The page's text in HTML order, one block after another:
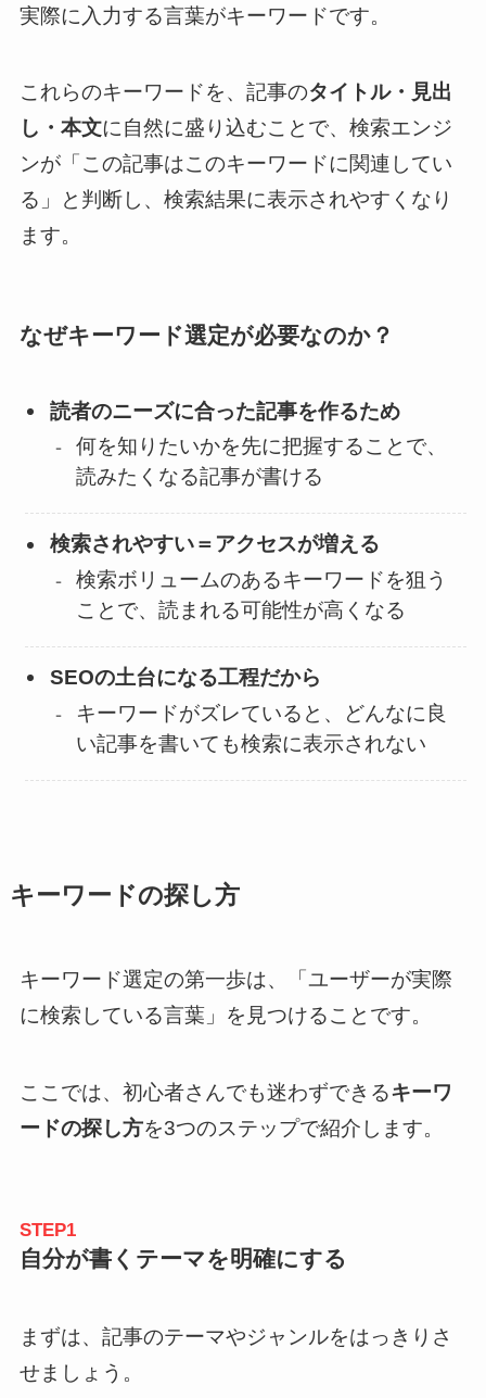
実際に入力する言葉がキーワードです。
これらのキーワードを、記事のタイトル・見出
し・本文に自然に盛り込むことで、検索エンジ
ンが「この記事はこのキーワードに関連してい
る」と判断し、検索結果に表示されやすくなり
ます。
なぜキーワード選定が必要なのか？
読者のニーズに合った記事を作るため
何を知りたいかを先に把握することで、
読みたくなる記事が書ける
検索されやすい＝アクセスが増える
検索ボリュームのあるキーワードを狙う
ことで、読まれる可能性が高くなる
SEOの土台になる工程だから
キーワードがズレていると、どんなに良
い記事を書いても検索に表示されない
キーワードの探し方
キーワード選定の第一歩は、「ユーザーが実際
に検索している言葉」を見つけることです。
ここでは、初心者さんでも迷わずできるキーワ
ードの探し方を3つのステップで紹介します。
STEP1
自分が書くテーマを明確にする
まずは、記事のテーマやジャンルをはっきりさ
せましょう。